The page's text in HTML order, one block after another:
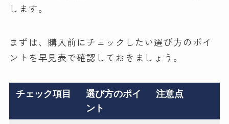
します。
まずは、購入前にチェックしたい選び方のポイ
ントを早見表で確認しておきましょう。
チェック項目
選び方のポイ
ント
注意点